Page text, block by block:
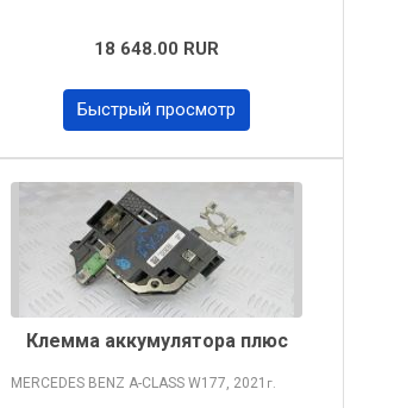
18 648.00 RUR
Быстрый просмотр
Клемма аккумулятора плюс
MERCEDES BENZ A-CLASS W177, 2021 г.